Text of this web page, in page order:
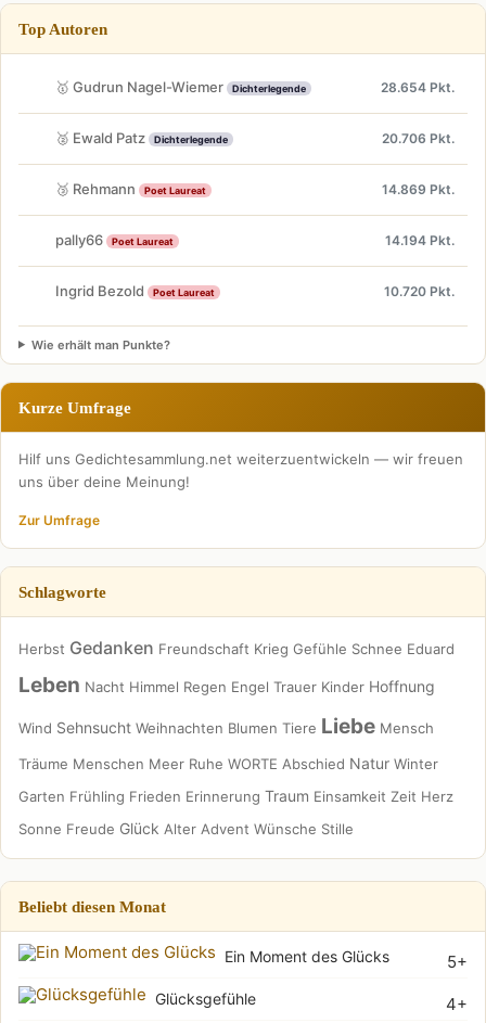
Top Autoren
🥇 Gudrun Nagel-Wiemer Dichterlegende 28.654 Pkt.
🥈 Ewald Patz Dichterlegende 20.706 Pkt.
🥉 Rehmann Poet Laureat 14.869 Pkt.
pally66 Poet Laureat 14.194 Pkt.
Ingrid Bezold Poet Laureat 10.720 Pkt.
Wie erhält man Punkte?
Kurze Umfrage
Hilf uns Gedichtesammlung.net weiterzuentwickeln — wir freuen
uns über deine Meinung!
Zur Umfrage
Schlagworte
Herbst Gedanken Freundschaft Krieg Gefühle Schnee Eduard
Leben Nacht Himmel Regen Engel Trauer Kinder Hoffnung
Wind Sehnsucht Weihnachten Blumen Tiere Liebe Mensch
Träume Menschen Meer Ruhe WORTE Abschied Natur Winter
Garten Frühling Frieden Erinnerung Traum Einsamkeit Zeit Herz
Sonne Freude Glück Alter Advent Wünsche Stille
Beliebt diesen Monat
5+
Ein Moment des Glücks
4+
Glücksgefühle